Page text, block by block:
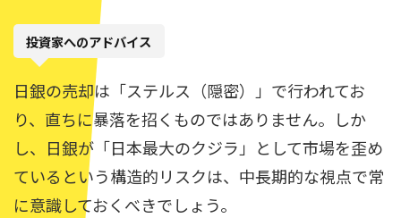
投資家へのアドバイス
日銀の売却は「ステルス（隠密）」で行われてお
り、直ちに暴落を招くものではありません。しか
し、日銀が「日本最大のクジラ」として市場を歪め
ているという構造的リスクは、中長期的な視点で常
に意識しておくべきでしょう。